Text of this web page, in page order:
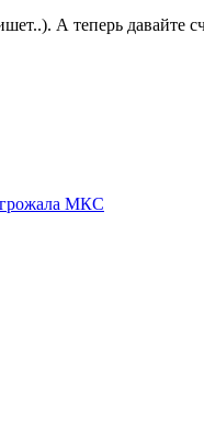
А теперь давайте
МКС